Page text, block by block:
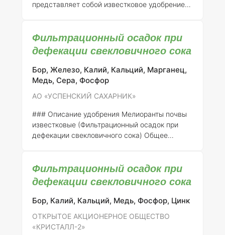
представляет собой известковое удобрение
производится компанией ООО «Татагрохим» и
предназначено для улучшения качества
почвы, повышения ее плодородия и коррекции
кислотности.Состав и концентрация
элементовОсновным компонентом данного
быть представлена в форме карбоната
кальция (CaCO₃). В зависимости от источника
сырья, содержание кальция може
Фильтрационный осадок при
дефекации свекловичного сока
Бор, Железо, Калий, Кальций, Марганец,
Медь, Сера, Фосфор
АО «УСПЕНСКИЙ САХАРНИК»
### Описание удобрения Мелиоранты почвы
известковые (Фильтрационный осадок при
дефекации свекловичного сока) Общее
свекловичного сока, представляют собой
удобрение, содержащее важные макро- и
микроэлементы. Они являются побочным
продуктом на сахарных заводах, таких как АО
для улучшения физико-химических свойств
почвы, а также для повышения её
Фильтрационный осадок при
дефекации свекловичного сока
Бор, Калий, Кальций, Медь, Фосфор, Цинк
ОТКРЫТОЕ АКЦИОНЕРНОЕ ОБЩЕСТВО
«КРИСТАЛЛ-2»